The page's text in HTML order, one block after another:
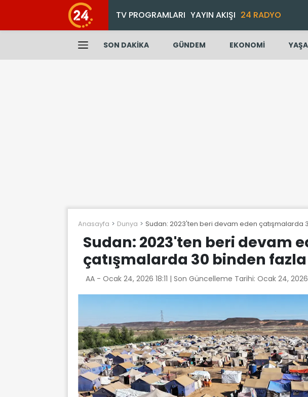
TV PROGRAMLARI YAYIN AKIŞI 24 RADYO
SON DAKİKA GÜNDEM EKONOMİ
Anasayfa Dunya Sudan: 2023'ten beri devam eden çatışmalarda
Sudan: 2023'ten beri devam
çatışmalarda 30 binden
AA - Ocak 24, 2026 18:11 | Son Güncelleme Tarihi: Ocak 24, 2026